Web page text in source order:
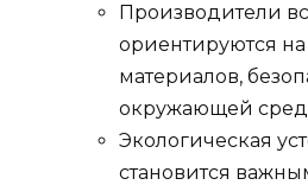
Производители
ориентируются
материалов,
окружающей
Экологическая
становится